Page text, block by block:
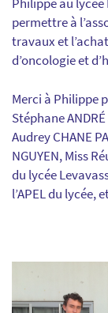
permettre à
travaux et
d’oncologie et
Merci à Philippe
Stéphane
Audrey CHANE
NGUYEN, Miss
du lycée
l’APEL du lycée,